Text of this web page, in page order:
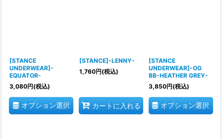
[STANCE
UNDERWEAR]-
EQUATOR-
3,080円(税込)
オプション選択
[STANCE]-LENNY-
1,760円(税込)
カートに入れる
[STANCE
UNDERWEAR]-OG
BB-HEATHER GREY-
3,850円(税込)
オプション選択